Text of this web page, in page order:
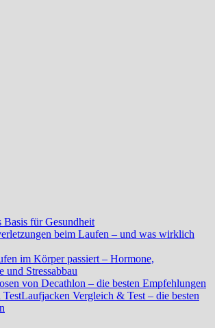
Basis für Gesundheit
beim Laufen – und was wirklich
im Körper passiert – Hormone,
und Stressabbau
von Decathlon – die besten Empfehlungen
Laufjacken Vergleich & Test – die besten